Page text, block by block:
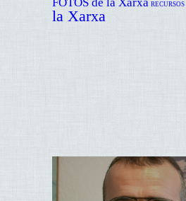
RECURSOS
la Xarxa